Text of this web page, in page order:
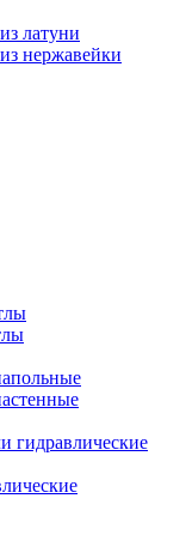
латуни
нержавейки
гидравлические